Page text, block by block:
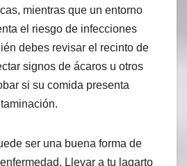
mientras que un entorno
el riesgo de infecciones
debes revisar el recinto de
signos de ácaros u otros
si su comida presenta
ser una buena forma de
Llevar a tu lagarto